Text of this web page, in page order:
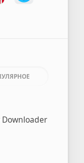
Downloader